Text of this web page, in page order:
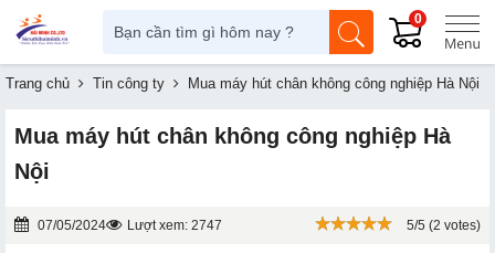
0
Trang chủ Tin công ty Mua máy hút chân không công nghiệp Hà Nội
Mua máy hút chân không công nghiệp Hà
Nội
07/05/2024 Lượt xem: 2747 5/5 (2 votes)